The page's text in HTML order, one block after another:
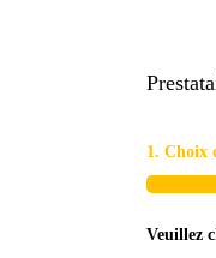
1. Choix
Veuillez